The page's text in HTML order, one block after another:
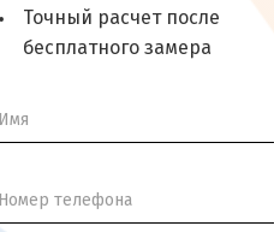
Точный расчет после
бесплатного замера
Имя
Номер телефона